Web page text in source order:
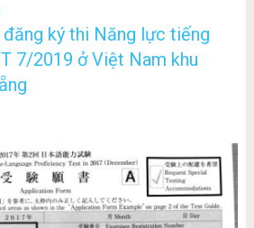
ký thi Năng lực tiếng
7/2019 ở Việt Nam khu